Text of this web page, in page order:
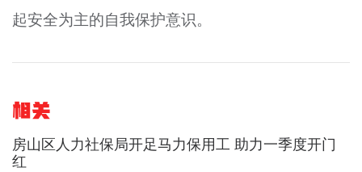
起安全为主的自我保护意识。
相关
房山区人力社保局开足马力保用工 助力一季度开门
红